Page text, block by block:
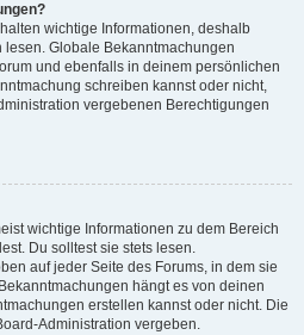
wichtige Informationen, deshalb
Globale Bekanntmachungen
und ebenfalls in deinem persönlichen
schreiben kannst oder nicht,
vergebenen Berechtigungen
wichtige Informationen zu dem Bereich
Du solltest sie stets lesen.
auf jeder Seite des Forums, in dem sie
hängt es von deinen
erstellen kannst oder nicht. Die
Administration vergeben.